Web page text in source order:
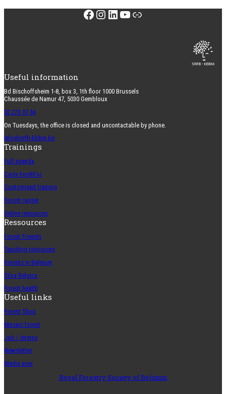
Facebook
Instagram
LinkedIn
YouTube
Link
Useful information
Bd Bischoffsheim 1-8, box 3, 1th floor 1000 Brussels
Chaussée de Namur 47, 5030 Gembloux
02 223 07 66
On Tuesdays, the office is closed and uncontactable by phone.
info@srfb-kbbm.be
Trainings
Full agenda
Cycle ForêtFor
Customised training
Forest ranger
Online resources
Ressources
Forest Friends
Teaching resources
Forests in Belgium
Silva Belgica
Forest health
Useful links
Forest Shop
Mosaic forest
Job / Interns
Newsletter
Media area
Royal Forestry Society of Belgium